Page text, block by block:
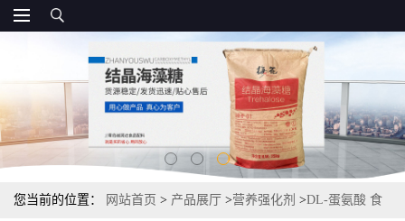
您当前的位置： 网站首页 > 产品展厅 >营养强化剂 >DL-蛋氨酸 食